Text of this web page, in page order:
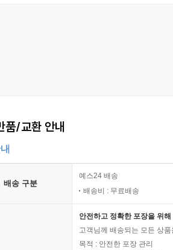
웠다.
면: 공자는 학생이 배우려는 의지가 없거
법은 오늘 날에도 중국교육의 핵심규범
학생들에게 [문헌 · 실천 · 충성 · 신용 ]의
관한 글: “거친 밥 먹고 물마시며, 팔베
품/교환 안내
배송 구분
예스24 배송
배송비 : 무료배송
안전하고 정확한 포장을 위
고객님께 배송되는 모든 상
목적 : 안전한 포장 관리